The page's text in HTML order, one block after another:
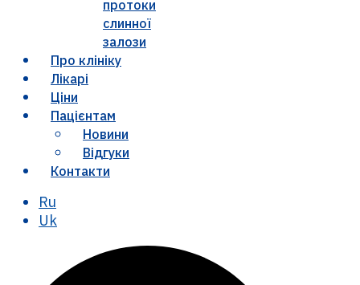
протоки
слинної
залози
Про клініку
Лікарі
Ціни
Пацієнтам
Новини
Відгуки
Контакти
Ru
Uk